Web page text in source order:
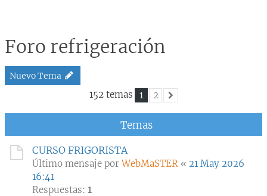
Foro refrigeración
Nuevo Tema
152 temas 1
2
Siguiente
Temas
CURSO FRIGORISTA
Último mensaje porWebMaSTER « 21 May 2026
16:41
Respuestas: 1